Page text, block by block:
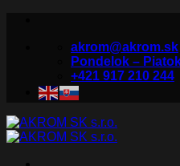
akrom@akrom.sk
Pondelok –
+421 917 210 244